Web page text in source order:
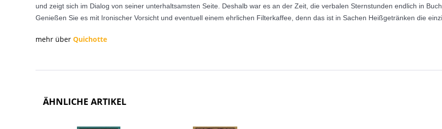
und zeigt sich im Dialog von seiner unter­haltsamsten Seite. Deshalb war es an der Zeit, die verbalen Stern­stunden endlich in
Genießen Sie es mit Iro­nischer Vorsicht und eventuell ei­nem ehrlichen Filterkaffee, denn das ist in Sachen Heißgetränken die
mehr über Quichotte
ÄHNLICHE ARTIKEL